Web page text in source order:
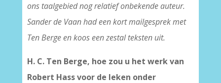
ons taalgebied nog relatief onbekende auteur.
Sander de Vaan had een kort mailgesprek met
Ten Berge en koos een zestal teksten uit.
H. C. Ten Berge, hoe zou u het werk van
Robert Hass voor de leken onder